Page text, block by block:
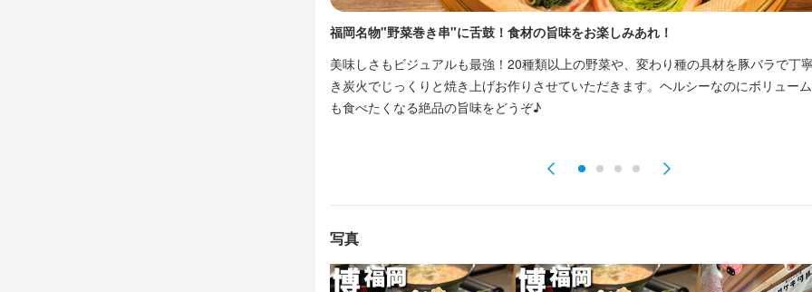
福岡名物"野菜巻き串"に舌鼓！食材の旨味をお楽しみあれ！
美味しさもビジュアルも最強！20種類以上の野菜や、変わり種の具材を豚バラで丁
き炭火でじっくりと焼き上げお作りさせていただきます。ヘルシーなのにボリュー
も食べたくなる絶品の旨味をどうぞ♪
写真
はいつでも相談できるので、未経験の方も安心してスタートできます。
この仕事のおすすめポイント
経営スキルが身につく環境】
売上や業務改善など、あなたの頑張りや成果は正当に評価します。各種手当や昇給、
ップのチャンスも豊富。やりがいを感じながら、長く安心して働ける環境です。